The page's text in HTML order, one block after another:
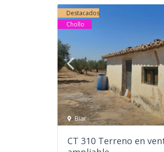
Biar
Destacados
Chollo
CT 310 Terreno en